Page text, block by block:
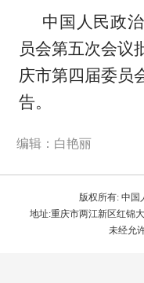
中国人民政
员会第五次会议
庆市第四届委员
告。
编辑：白艳丽
版权所有: 中国
地址:重庆市两江新区红锦
未经允